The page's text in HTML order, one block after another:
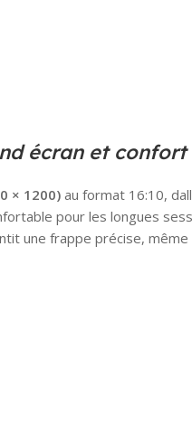
écran et confort
× 1200) au format 16:10,
pour les longues
une frappe précise,